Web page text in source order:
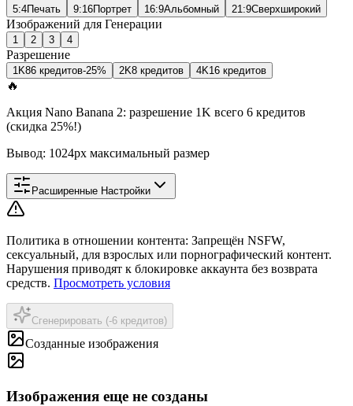
5:4Печать 9:16Портрет 16:9Альбомный 21:9Сверхширокий
Изображений для Генерации
1 2 3 4
Разрешение
1K86 кредитов-25% 2K8 кредитов 4K16 кредитов
🔥
Акция Nano Banana 2: разрешение 1K всего 6 кредитов
(скидка 25%!)
Вывод: 1024px максимальный размер
Расширенные Настройки
Политика в отношении контента: Запрещён NSFW,
сексуальный, для взрослых или порнографический контент.
Нарушения приводят к блокировке аккаунта без возврата
средств. Просмотреть условия
Сгенерировать (-6 кредитов)
Созданные изображения
Изображения еще не созданы